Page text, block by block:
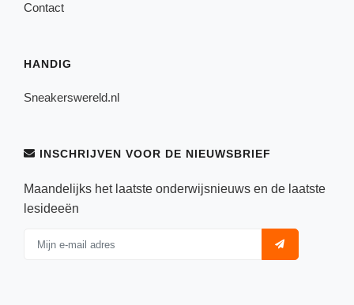
Contact
HANDIG
Sneakerswereld.nl
INSCHRIJVEN VOOR DE NIEUWSBRIEF
Maandelijks het laatste onderwijsnieuws en de laatste
lesideeën